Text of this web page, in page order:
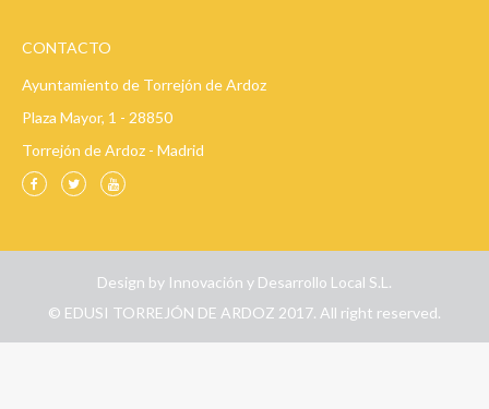
CONTACTO
Ayuntamiento de Torrejón de Ardoz
Plaza Mayor, 1 - 28850
Torrejón de Ardoz - Madrid
Design by Innovación y Desarrollo Local S.L.
© EDUSI TORREJÓN DE ARDOZ 2017. All right reserved.